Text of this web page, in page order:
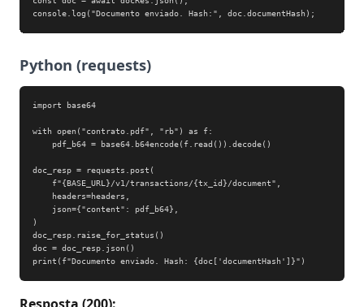
console.log("Documento enviado. Hash:", doc.documentHash);
Python (requests)
import base64
with open("contrato.pdf", "rb") as f:
    pdf_b64 = base64.b64encode(f.read()).decode()
doc_resp = requests.post(
    f"{BASE_URL}/v1/transactions/{tx_id}/document",
    headers=headers,
    json={"content": pdf_b64},
)
doc_resp.raise_for_status()
doc = doc_resp.json()
print(f"Documento enviado. Hash: {doc['documentHash']}")